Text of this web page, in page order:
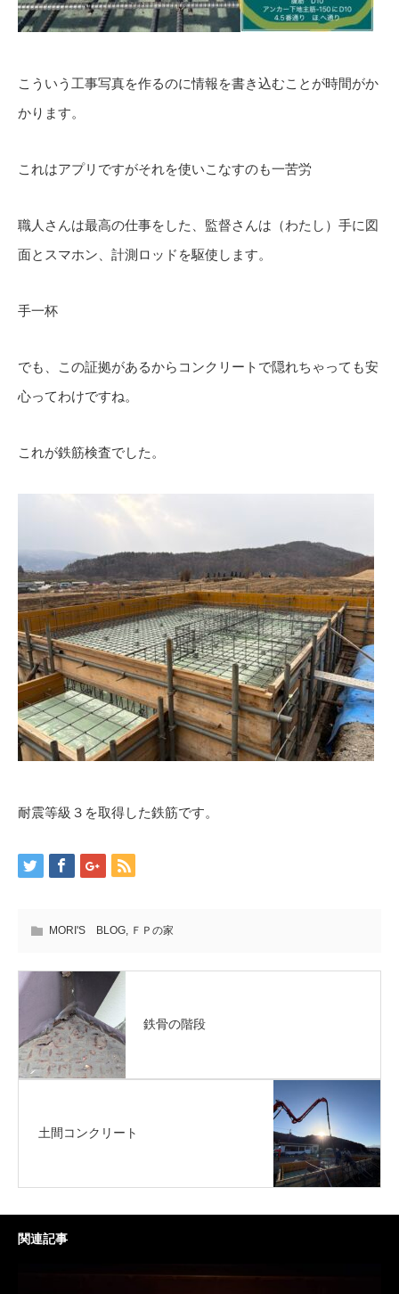
こういう工事写真を作るのに情報を書き込むことが時間がか
かります。
これはアプリですがそれを使いこなすのも一苦労
職人さんは最高の仕事をした、監督さんは（わたし）手に図
面とスマホン、計測ロッドを駆使します。
手一杯
でも、この証拠があるからコンクリートで隠れちゃっても安
心ってわけですね。
これが鉄筋検査でした。
耐震等級３を取得した鉄筋です。
MORI'S BLOG, ＦＰの家
鉄骨の階段
土間コンクリート
関連記事